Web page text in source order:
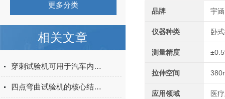
更多分类
相关文章
穿刺试验机可用于汽车内饰表皮、防撞缓冲材料得性能测试
四点弯曲试验机的核心结构与工作原理特点
品牌 宇涵
仪器种类 卧
测量精度
拉伸空间
应用领域 医